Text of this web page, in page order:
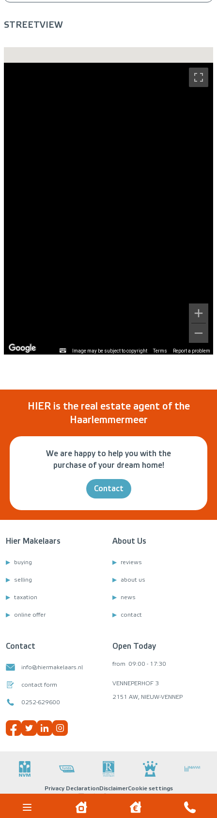
STREETVIEW
Image may be subject to copyright Terms Report a problem
HIER is the real estate agent of the
Haarlemmermeer
We are happy to help you with the
purchase of your dream home!
Contact
Hier Makelaars
buying
selling
taxation
online offer
About Us
reviews
about us
news
contact
Contact
info@hiermakelaars.nl
contact form
0252-629600
Open Today
from 09:00 - 17:30
VENNEPERHOF 3
2151 AW, NIEUW-VENNEP
Privacy DeclarationDisclaimerCookie settings